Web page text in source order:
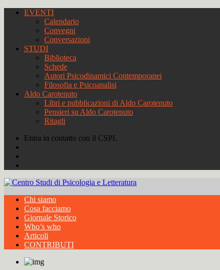
EVENTI
Calendario
Convegni
Conversazioni
STUDI
Biblioteca
Schede
Autori Psicodinamici Contemporanei
Filosofia e Psicoanalisi
Aldo Carotenuto
Libri e pubblicazioni di Aldo Carotenuto
Pensieri su Aldo Carotenuto
Ritagli
Entra in contatto con il CSPL
Chi siamo
Cosa facciamo
Giornale Storico
Who’s who
Articoli
CONTRIBUTI